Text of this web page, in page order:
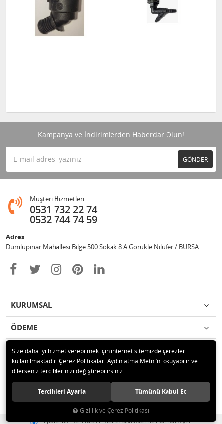
Kampanya ve İndirimlerden Haberdar Olun!
GÖNDER
Müşteri Hizmetleri
0531 732 22 74
0532 744 74 59
Adres
Dumlupınar Mahallesi Bilge 500 Sokak 8 A Görükle Nilüfer / BURSA
KURUMSAL
ÖDEME
İLETİŞİM
© 2020 MAG OTOMOTİV Tüm hakları saklıdır.
Hipotenüs Yeni Nesil E-Ticaret Sistemleri ile Hazırlanmıştır.
Size daha iyi hizmet verebilmek için internet sitemizde çerezler
kullanılmaktadır. Çerez Politikaları Aydınlatma Metni’ni okuyabilir ve
dilerseniz tercihlerinizi değiştirebilirsiniz.
Tercihleri Ayarla Tümünü Kabul Et
Gizlilik ve Çerez Politikası